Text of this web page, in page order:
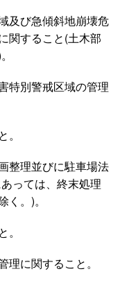
及び急傾斜地崩壊危
関すること(土木部
特別警戒区域の管理
整理並びに駐車場法
っては、終末処理
。)。
に関すること。